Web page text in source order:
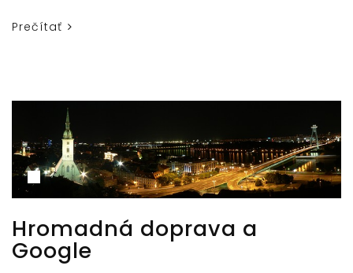
Prečítať
Hromadná doprava a
Google